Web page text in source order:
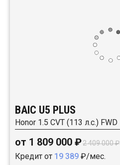
BAIC U5 PLUS
Honor 1.5 CVT (113 л.с.) FWD
от 1 809 000 ₽2 409 000 ₽
Кредит от 19 389 ₽/мес.